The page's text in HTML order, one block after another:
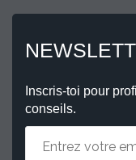
Inscris-toi pour
conseils.